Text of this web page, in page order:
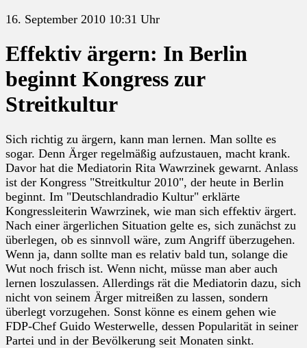
16. September 2010 10:31 Uhr
Effektiv ärgern: In Berlin
beginnt Kongress zur
Streitkultur
Sich richtig zu ärgern, kann man lernen. Man sollte es
sogar. Denn Ärger regelmäßig aufzustauen, macht krank.
Davor hat die Mediatorin Rita Wawrzinek gewarnt. Anlass
ist der Kongress "Streitkultur 2010", der heute in Berlin
beginnt. Im "Deutschlandradio Kultur" erklärte
Kongressleiterin Wawrzinek, wie man sich effektiv ärgert.
Nach einer ärgerlichen Situation gelte es, sich zunächst zu
überlegen, ob es sinnvoll wäre, zum Angriff überzugehen.
Wenn ja, dann sollte man es relativ bald tun, solange die
Wut noch frisch ist. Wenn nicht, müsse man aber auch
lernen loszulassen. Allerdings rät die Mediatorin dazu, sich
nicht von seinem Ärger mitreißen zu lassen, sondern
überlegt vorzugehen. Sonst könne es einem gehen wie
FDP-Chef Guido Westerwelle, dessen Popularität in seiner
Partei und in der Bevölkerung seit Monaten sinkt.